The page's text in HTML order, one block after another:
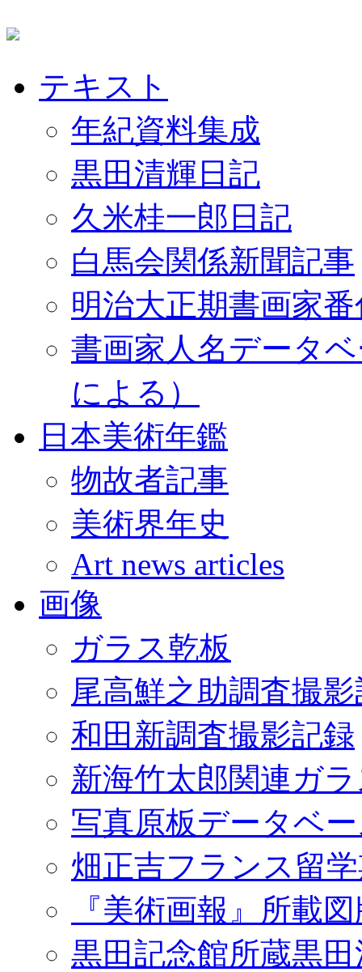
テキスト
年紀資料集成
黒田清輝日記
久米桂一郎日記
白馬会関係新聞記事
明治大正期書画家
書画家人名データ
による）
日本美術年鑑
物故者記事
美術界年史
Art news articles
画像
ガラス乾板
尾高鮮之助調査撮
和田新調査撮影記録
新海竹太郎関連ガ
写真原板データベ
畑正吉フランス留
『美術画報』所載
黒田記念館所蔵黒